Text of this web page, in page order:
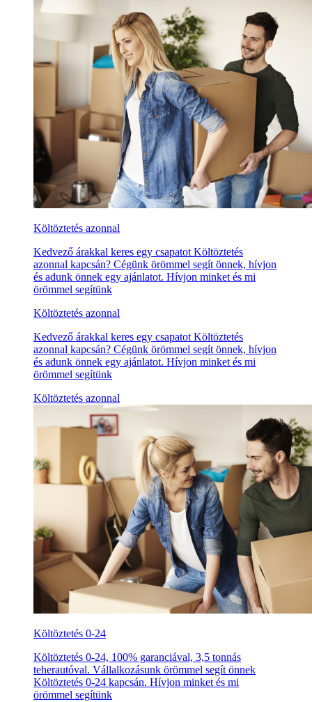
Költöztetés azonnal
Kedvező árakkal keres egy csapatot Költöztetés
azonnal kapcsán? Cégünk örömmel segít önnek, hívjon
és adunk önnek egy ajánlatot. Hívjon minket és mi
örömmel segítünk
Költöztetés azonnal
Kedvező árakkal keres egy csapatot Költöztetés
azonnal kapcsán? Cégünk örömmel segít önnek, hívjon
és adunk önnek egy ajánlatot. Hívjon minket és mi
örömmel segítünk
Költöztetés azonnal
Költöztetés 0-24
Költöztetés 0-24, 100% garanciával, 3,5 tonnás
teherautóval. Vállalkozásunk örömmel segít önnek
Költöztetés 0-24 kapcsán. Hívjon minket és mi
örömmel segítünk